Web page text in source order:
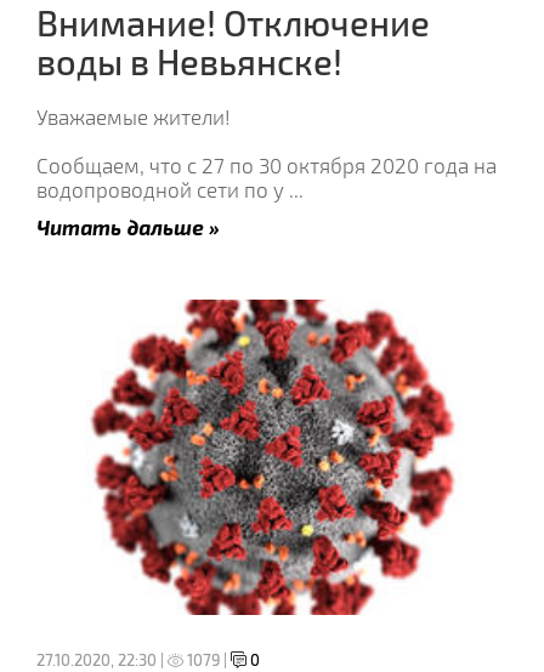
Внимание! Отключение
воды в Невьянске!
Уважаемые жители!
Сообщаем, что с 27 по 30 октября 2020 года на
водопроводной сети по у ...
Читать дальше »
27.10.2020, 22:30 | 1079 | 0